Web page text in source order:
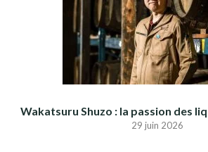
Wakatsuru Shuzo : la passion des
29 juin 2026